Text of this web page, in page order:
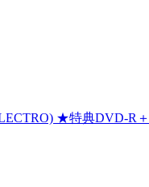
★特典DVD-R